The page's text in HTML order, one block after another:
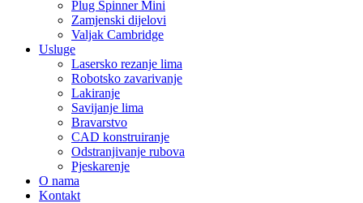
Plug Spinner Mini
Zamjenski dijelovi
Valjak Cambridge
Usluge
Lasersko rezanje lima
Robotsko zavarivanje
Lakiranje
Savijanje lima
Bravarstvo
CAD konstruiranje
Odstranjivanje rubova
Pjeskarenje
O nama
Kontakt